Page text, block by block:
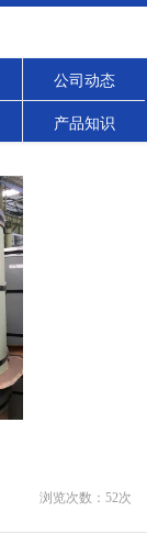
公司动态
产品知识
浏览次数： 52次